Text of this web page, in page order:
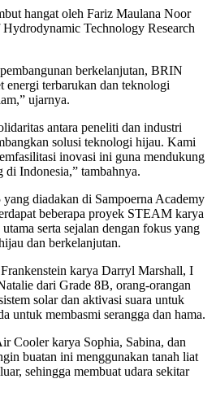
hangat oleh Fariz Maulana Noor
Technology Research
berkelanjutan, BRIN
energi terbarukan dan teknologi
ujarnya.
antara peneliti dan industri
solusi teknologi hijau. Kami
inovasi ini guna mendukung
di Indonesia,” tambahnya.
diadakan di Sampoerna Academy
beberapa proyek STEAM karya
serta sejalan dengan fokus yang
dan berkelanjutan.
karya Darryl Marshall, I
dari Grade 8B, orang-orangan
solar dan aktivasi suara untuk
untuk membasmi serangga dan hama.
Cooler karya Sophia, Sabina, dan
buatan ini menggunakan tanah liat
sehingga membuat udara sekitar